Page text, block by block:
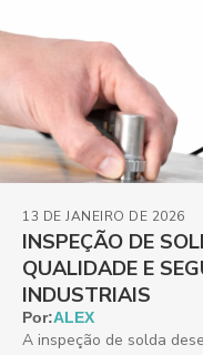
INSPEÇÃO DE
QUALIDADE E
INDUSTRIAIS
13 DE JANEIRO DE 2026
Por:ALEX
A inspeção de solda